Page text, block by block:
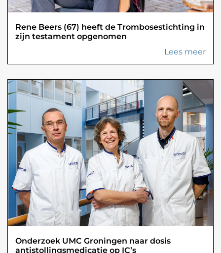
Rene Beers (67) heeft de Trombosestichting in
zijn testament opgenomen
Lees meer
Onderzoek UMC Groningen naar dosis
antistollingsmedicatie op IC’s